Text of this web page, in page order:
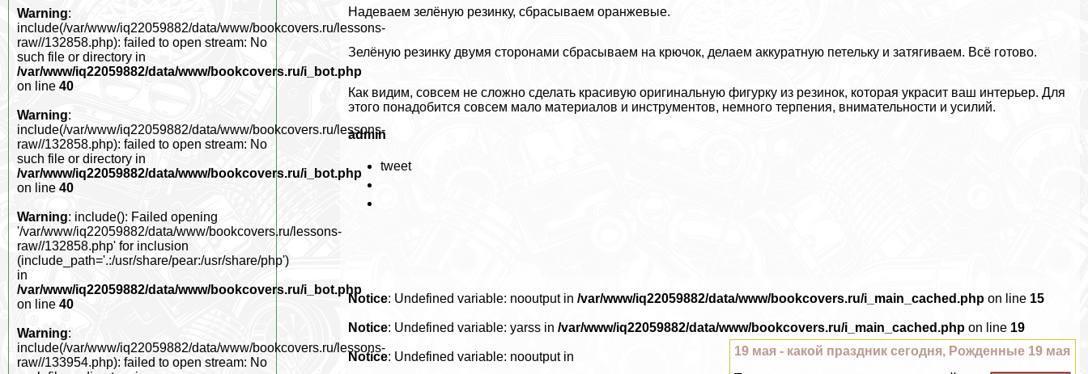
Надеваем зелёную резинку, сбрасываем оранжевые.
Зелёную резинку двумя сторонами сбрасываем на крючок, делаем аккуратную петельку и затягиваем. Всё готово.
Как видим, совсем не сложно сделать красивую оригинальную фигурку из резинок, которая украсит ваш интерьер. Для
этого понадобится совсем мало материалов и инструментов, немного терпения, внимательности и усилий.
admin
tweet
Notice: Undefined variable: nooutput in/var/www/iq22059882/data/www/bookcovers.ru/i_main_cached.php on line 15
Notice: Undefined variable: yarss in/var/www/iq22059882/data/www/bookcovers.ru/i_main_cached.php on line 19
19 мая - какой праздник сегодня, Рожденные 19 мая
Notice: Undefined variable: nooutput in
Warning:
include(/var/www/iq22059882/data/www/bookcovers.ru/lessons-
raw//132858.php): failed to open stream: No
such file or directory in
/var/www/iq22059882/data/www/bookcovers.ru/i_bot.php
on line 40
Warning:
include(/var/www/iq22059882/data/www/bookcovers.ru/lessons-
raw//132858.php): failed to open stream: No
such file or directory in
/var/www/iq22059882/data/www/bookcovers.ru/i_bot.php
on line 40
Warning: include(): Failed opening
'/var/www/iq22059882/data/www/bookcovers.ru/lessons-
raw//132858.php' for inclusion
(include_path='.:/usr/share/pear:/usr/share/php')
in
/var/www/iq22059882/data/www/bookcovers.ru/i_bot.php
on line 40
Warning:
include(/var/www/iq22059882/data/www/bookcovers.ru/lessons-
raw//133954.php): failed to open stream: No